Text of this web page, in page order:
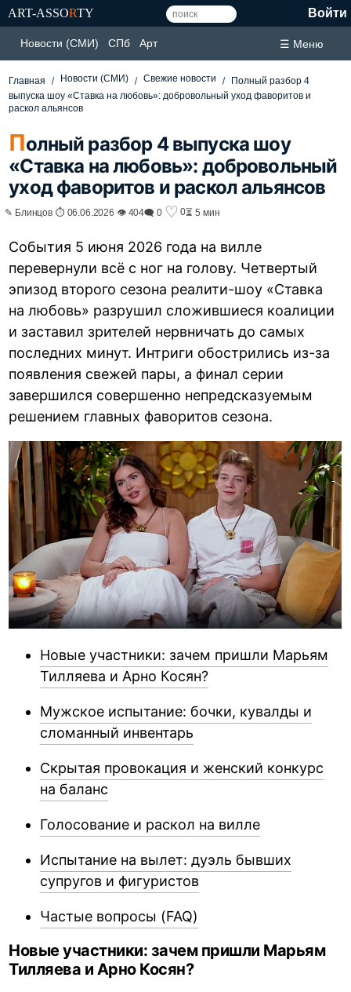
ART-ASSORTY Войти
Новости (СМИ) СПб Арт ☰ Меню
Главная Новости (СМИ) Свежие новости
Полный разбор 4
выпуска шоу «Ставка на любовь»: добровольный уход фаворитов и
раскол альянсов
Полный разбор 4 выпуска шоу
«Ставка на любовь»: добровольный
уход фаворитов и раскол альянсов
✎ Блинцов ⏱ 06.06.2026 👁 404🗨 0 ♡ 0⏳ 5 мин
События 5 июня 2026 года на вилле
перевернули всё с ног на голову. Четвертый
эпизод второго сезона реалити-шоу «Ставка
на любовь» разрушил сложившиеся коалиции
и заставил зрителей нервничать до самых
последних минут. Интриги обострились из-за
появления свежей пары, а финал серии
завершился совершенно непредсказуемым
решением главных фаворитов сезона.
Новые участники: зачем пришли Марьям
Тилляева и Арно Косян?
Мужское испытание: бочки, кувалды и
сломанный инвентарь
Скрытая провокация и женский конкурс
на баланс
Голосование и раскол на вилле
Испытание на вылет: дуэль бывших
супругов и фигуристов
Частые вопросы (FAQ)
Новые участники: зачем пришли Марьям
Тилляева и Арно Косян?